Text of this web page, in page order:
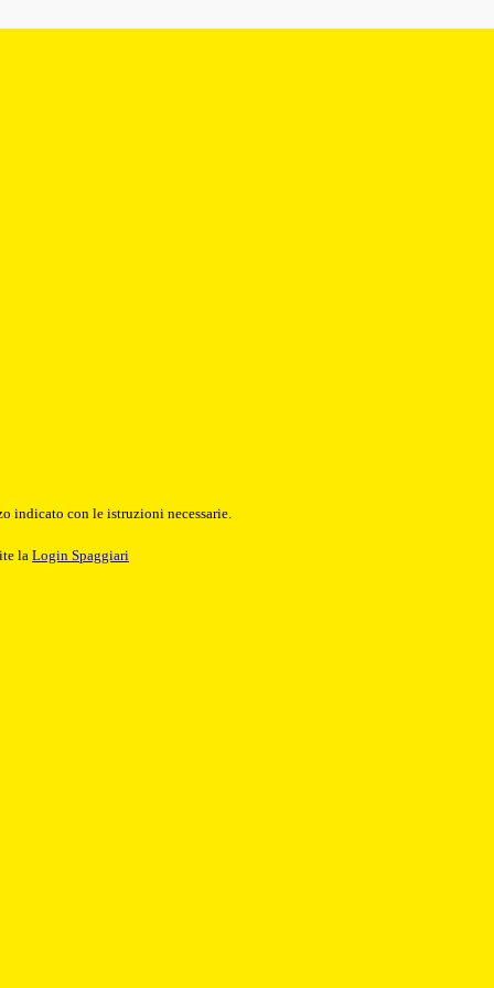
indicato con le istruzioni necessarie.
la Login Spaggiari